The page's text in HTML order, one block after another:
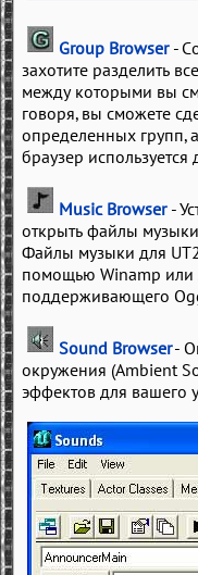
Group Browser -
захотите разделить
между которыми вы
говоря, вы сможете
определенных групп,
браузер
Music Browser -
открыть файлы
Файлы музыки для
помощью Winamp или
поддерживающего
Sound Browser-
окружения (Ambient
эффектов для вашего